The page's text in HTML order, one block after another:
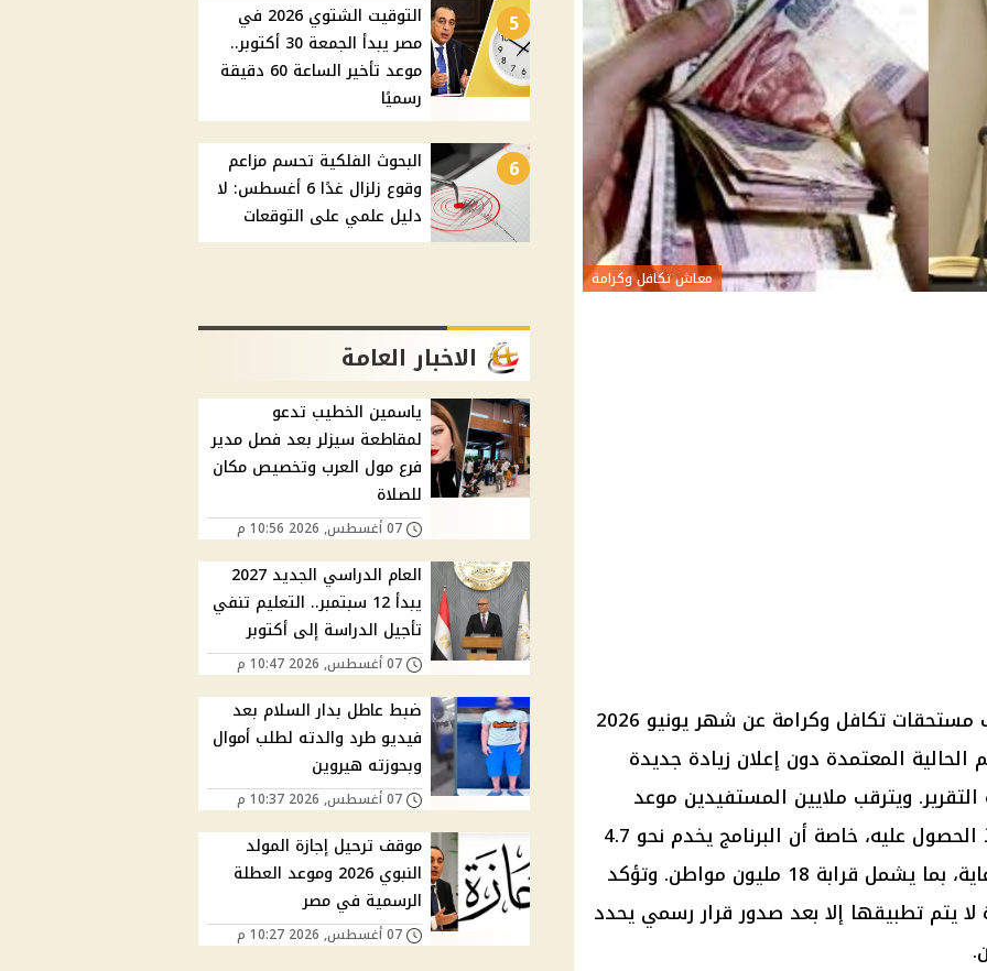
معاش تكافل وكرامة
تبدأ وزارة التضامن الاجتماعي صرف مستحقات تكافل وكرامة عن شهر يونيو 2026
وفق القيم الحالية المعتمدة دون إعلان زيادة جديدة
ويترقب ملايين المستفيدين موعد
الصرف لمعرفة قيمة الدعم ومنافذ الحصول عليه، خاصة أن البرنامج يخدم نحو 4.7
مليون أسرة من الفئات الأولى بالرعاية، بما يشمل قرابة 18 مليون مواطن. وتؤكد
لا يتم تطبيقها إلا بعد صدور قرار رسمي يحدد
5
التوقيت الشتوي 2026 في
مصر يبدأ الجمعة 30 أكتوبر..
موعد تأخير الساعة 60 دقيقة
رسميًا
6
البحوث الفلكية تحسم مزاعم
وقوع زلزال غدًا 6 أغسطس: لا
دليل علمي على التوقعات
الاخبار العامة
ياسمين الخطيب تدعو
لمقاطعة سيزلر بعد فصل مدير
فرع مول العرب وتخصيص مكان
للصلاة
07 أغسطس, 2026 10:56 م
العام الدراسي الجديد 2027
يبدأ 12 سبتمبر.. التعليم تنفي
تأجيل الدراسة إلى أكتوبر
07 أغسطس, 2026 10:47 م
ضبط عاطل بدار السلام بعد
فيديو طرد والدته لطلب أموال
وبحوزته هيروين
07 أغسطس, 2026 10:37 م
موقف ترحيل إجازة المولد
النبوي 2026 وموعد العطلة
الرسمية في مصر
07 أغسطس, 2026 10:27 م